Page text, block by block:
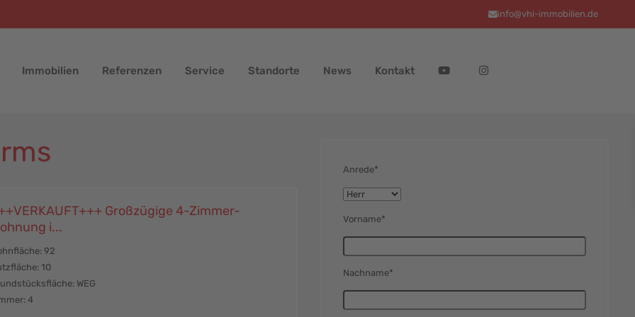
info@vhi-immobilien.de
Immobilien Referenzen Service Standorte News Kontakt
Großzügige 4-Zimmer-
i...
92
10
WEG
4
Anrede*
Vorname*
Nachname*